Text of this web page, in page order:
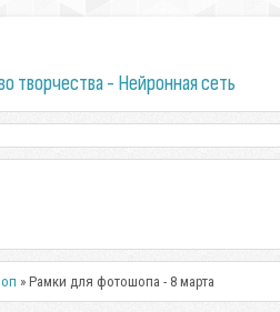
творчества - Нейронная сеть
» Рамки для фотошопа - 8 марта